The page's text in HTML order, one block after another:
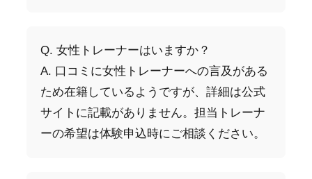
Q. 女性トレーナーはいますか？
A. 口コミに女性トレーナーへの言及がある
ため在籍しているようですが、詳細は公式
サイトに記載がありません。担当トレーナ
ーの希望は体験申込時にご相談ください。